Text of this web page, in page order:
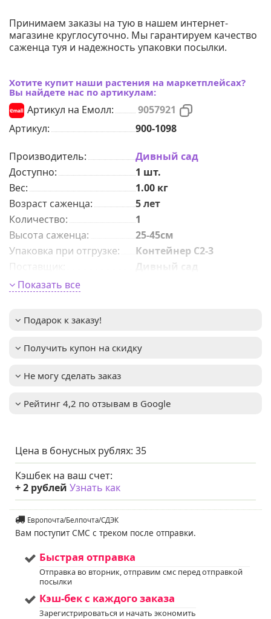
Принимаем заказы на тую в нашем интернет-
магазине круглосуточно. Мы гарантируем качество
саженца туя и надежность упаковки посылки.
Хотите купит наши растения на маркетплейсах?
Вы найдете нас по артикулам:
Артикул на Емолл:
9057921
Артикул:
900-1098
Производитель:
Дивный сад
Доступно:
1 шт.
Вес:
1.00 кг
Возраст саженца:
5 лет
Количeствo:
1
Высота саженца:
25-45см
Упаковка при отгрузке:
Контейнер С2-3
Поставщик
Дивный сад
Форма хвои:
Зимостойкость:
Важное описание
особенно в первые
Освещенность:
Вид:
Складчатая
кроной и
насыщенной зеленой
Услуга:
услуги по уходу за
вашим садом. Запись
пожалуйста,
дополнительной
информации.
или WhatsApp
+375298412160
Показать все
Подарок к заказу!
Получить купон на скидку
Не могу сделать заказ
Рейтинг 4,2 по отзывам в Google
Цена в бонусных рублях: 35
Кэшбек на ваш счет:
+2 рублей Узнать как
Европочта/Белпочта/СДЭК
Вам поступит СМС с треком после отправки.
Быстрая отправка
Отправка во вторник, отправим смс перед отправкой
посылки
Кэш-бек с каждого заказа
Зарегистрироваться и начать экономить